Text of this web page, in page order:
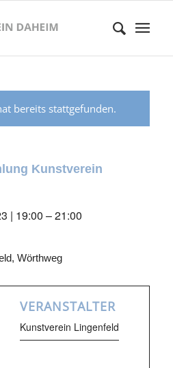
bereits stattgefunden.
Kunstverein
| 19:00 –21:00
Wörthweg
VERANSTALTER
Kunstverein Lingenfeld